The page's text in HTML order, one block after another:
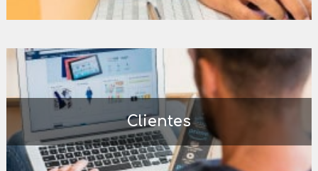
Clientes